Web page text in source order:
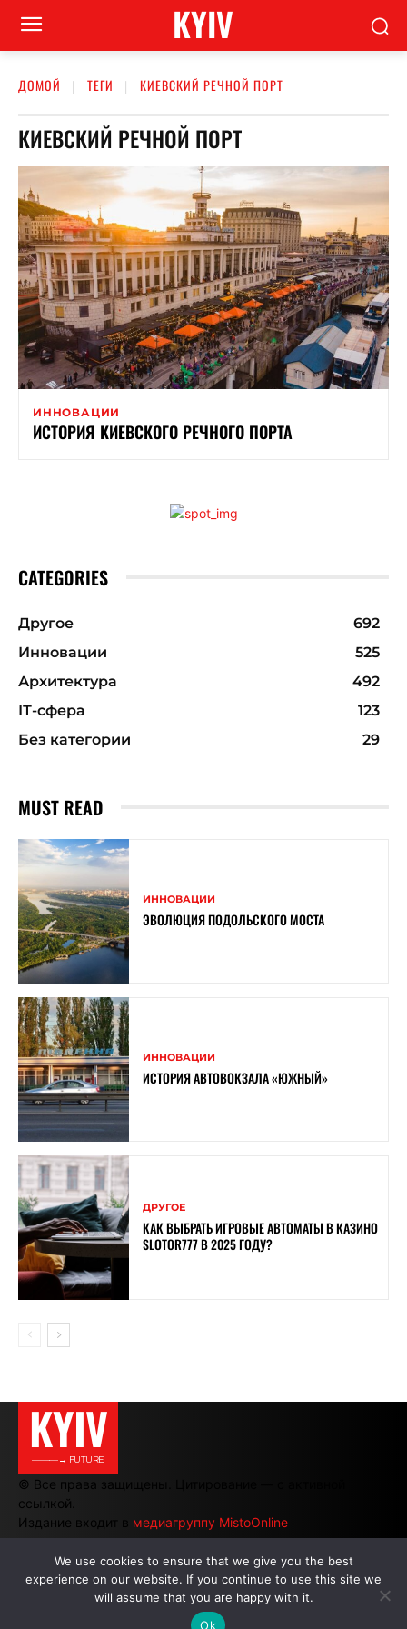
KYIV
ДОМОЙ ТЕГИ КИЕВСКИЙ РЕЧНОЙ ПОРТ
КИЕВСКИЙ РЕЧНОЙ ПОРТ
ИННОВАЦИИ
ИСТОРИЯ КИЕВСКОГО РЕЧНОГО ПОРТА
CATEGORIES
Другое
692
Инновации
525
Архитектура
492
ІТ-сфера
123
Без категории
29
MUST READ
ИННОВАЦИИ
ЭВОЛЮЦИЯ ПОДОЛЬСКОГО МОСТА
ИННОВАЦИИ
ИСТОРИЯ АВТОВОКЗАЛА «ЮЖНЫЙ»
ДРУГОЕ
КАК ВЫБРАТЬ ИГРОВЫЕ АВТОМАТЫ В КАЗИНО
SLOTOR777 В 2025 ГОДУ?
KYIV
———→ FUTURE
© Все права защищены. Цитирование — с активной
ссылкой.
Издание входит в медиагруппу MistoOnline
АВТОРЫ | РЕКЛАМА НА САЙТЕ
We use cookies to ensure that we give you the best
experience on our website. If you continue to use this site we
will assume that you are happy with it.
Ok